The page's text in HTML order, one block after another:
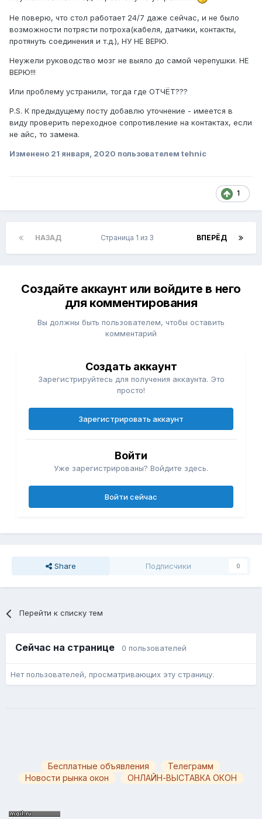
Не поверю, что стол работает 24/7 даже сейчас, и не было
возможности потрясти потроха(кабеля, датчики, контакты,
протянуть соединения и т.д.), НУ НЕ ВЕРЮ.
Неужели руководство мозг не выяло до самой черепушки. НЕ
ВЕРЮ!!!
Или проблему устранили, тогда где ОТЧЁТ???
P.S. К предыдущему посту добавлю уточнение - имеется в
виду проверить переходное сопротивление на контактах, если
не айс, то замена.
Изменено 21 января, 2020 пользователем tehnic
1
НАЗАД ВПЕРЁД
Страница 1 из 3
Создайте аккаунт или войдите в него
для комментирования
Вы должны быть пользователем, чтобы оставить
комментарий
Создать аккаунт
Зарегистрируйтесь для получения аккаунта. Это
просто!
Зарегистрировать аккаунт
Войти
Уже зарегистрированы? Войдите здесь.
Войти сейчас
Share Подписчики 0
Перейти к списку тем
Сейчас на странице 0 пользователей
Нет пользователей, просматривающих эту страницу.
Бесплатные объявления
Телеграмм
Новости рынка окон
ОНЛАЙН-ВЫСТАВКА ОКОН